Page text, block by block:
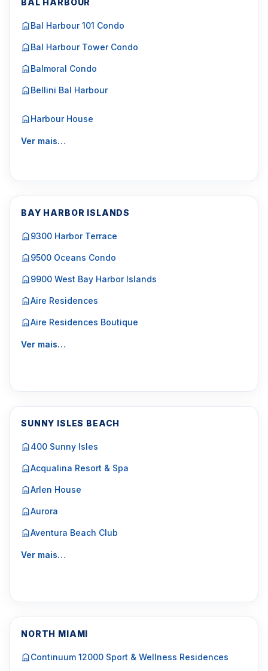
BAL HARBOUR
Bal Harbour 101 Condo
Bal Harbour Tower Condo
Balmoral Condo
Bellini Bal Harbour
Harbour House
Ver mais…
BAY HARBOR ISLANDS
9300 Harbor Terrace
9500 Oceans Condo
9900 West Bay Harbor Islands
Aire Residences
Aire Residences Boutique
Ver mais…
SUNNY ISLES BEACH
400 Sunny Isles
Acqualina Resort & Spa
Arlen House
Aurora
Aventura Beach Club
Ver mais…
NORTH MIAMI
Continuum 12000 Sport & Wellness Residences